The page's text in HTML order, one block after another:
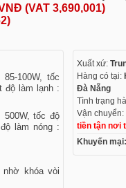
(VAT 3,690,001)
100W, tốc
độ làm lạnh :
500W, tốc độ
làm nóng :
khóa vòi
Xuất xứ:
Hàng có tại:
Đà Nẵng
Tình trạng
Vận chuyển:
tiền tận nơi
Khuyến mại: